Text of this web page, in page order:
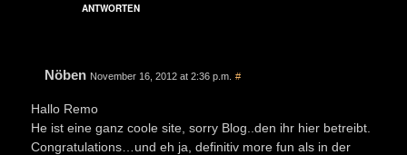
ANTWORTEN
Nöben November 16, 2012 at 2:36 p.m. #
Hallo Remo
He ist eine ganz coole site, sorry Blog..den ihr hier betreibt.
Congratulations…und eh ja, definitiv more fun als in der